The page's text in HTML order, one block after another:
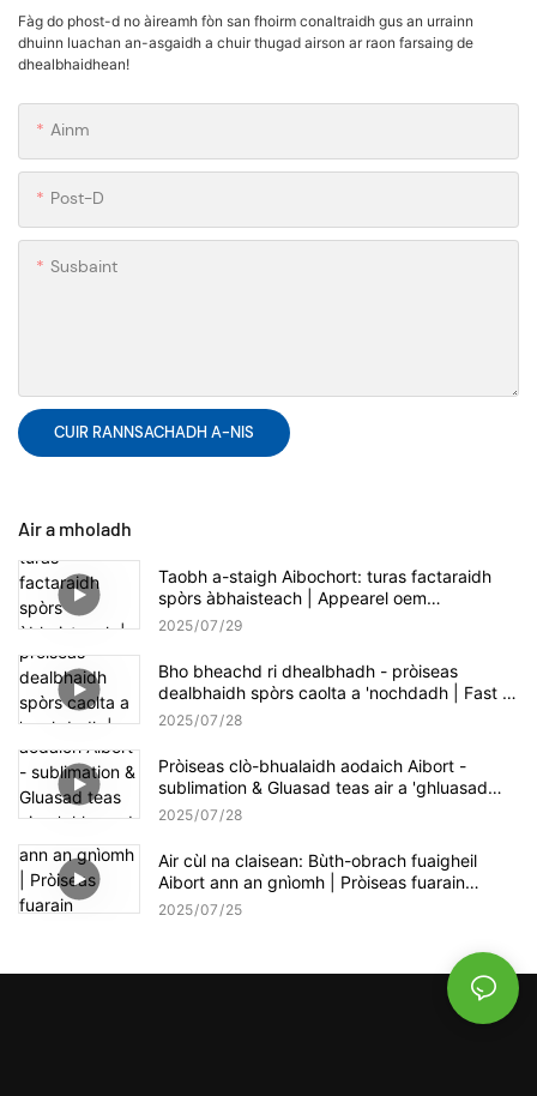
Fàg do phost-d no àireamh fòn san fhoirm conaltraidh gus an urrainn
dhuinn luachan an-asgaidh a chuir thugad airson ar raon farsaing de
dhealbhaidhean!
Ainm
Post-D
Susbaint
CUIR RANNSACHADH A-NIS
Air a mholadh
Taobh a-staigh Aibochort: turas factaraidh
spòrs àbhaisteach | Appearel oem
saothrachadh ann an gnìomh
2025 07 29
Bho bheachd ri dhealbhadh - pròiseas
dealbhaidh spòrs caolta a 'nochdadh | Fast &
Seirbheis Oem Cruthachail
2025 07 28
Pròiseas clò-bhualaidh aodaich Aibort -
sublimation & Gluasad teas air a 'ghluasad
neach-spòrs àbhaisteach
2025 07 28
Air cùl na claisean: Bùth-obrach fuaigheil
Aibort ann an gnìomh | Pròiseas fuarain
Spàinnteach spòrs àbhaisteach àbhaisteach
2025 07 25